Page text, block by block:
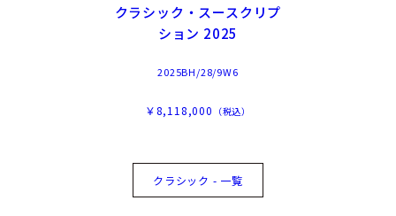
クラシック・スースクリプ
ション 2025
2025BH/28/9W6
￥8,118,000 （税込）
クラシック - 一覧